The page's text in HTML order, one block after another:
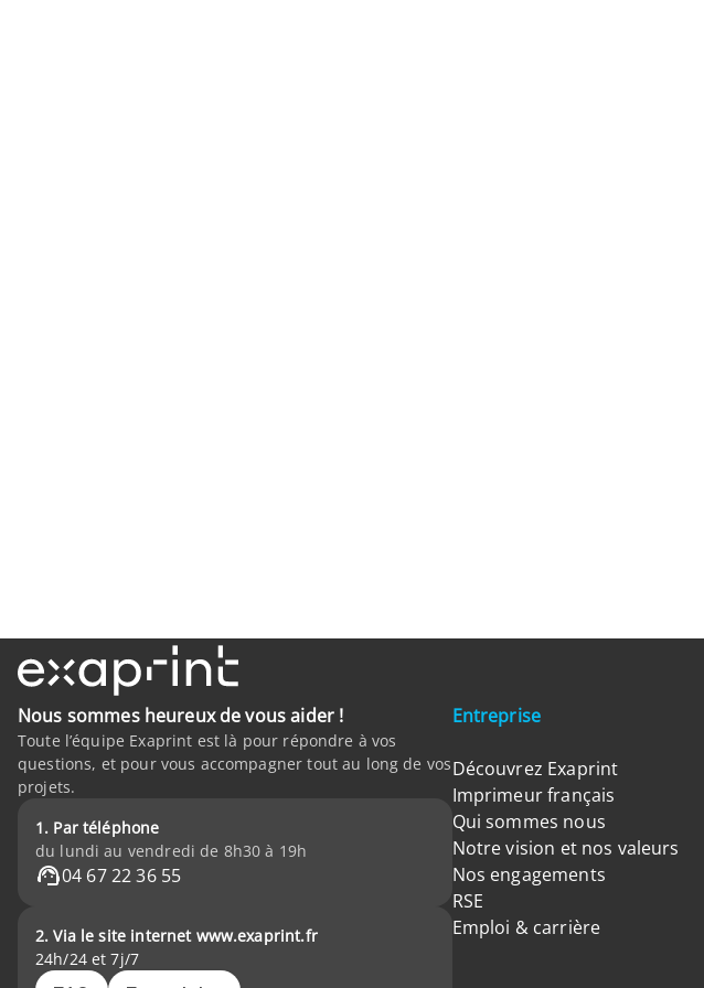
Nous sommes heureux de vous aider !
Toute l’équipe Exaprint est là pour répondre à vos
questions, et pour vous accompagner tout au long de vos
projets.
1. Par téléphone
du lundi au vendredi de 8h30 à 19h
04 67 22 36 55
2. Via le site internet www.exaprint.fr
24h/24 et 7j/7
Entreprise
Découvrez Exaprint
Imprimeur français
Qui sommes nous
Notre vision et nos valeurs
Nos engagements
RSE
Emploi & carrière